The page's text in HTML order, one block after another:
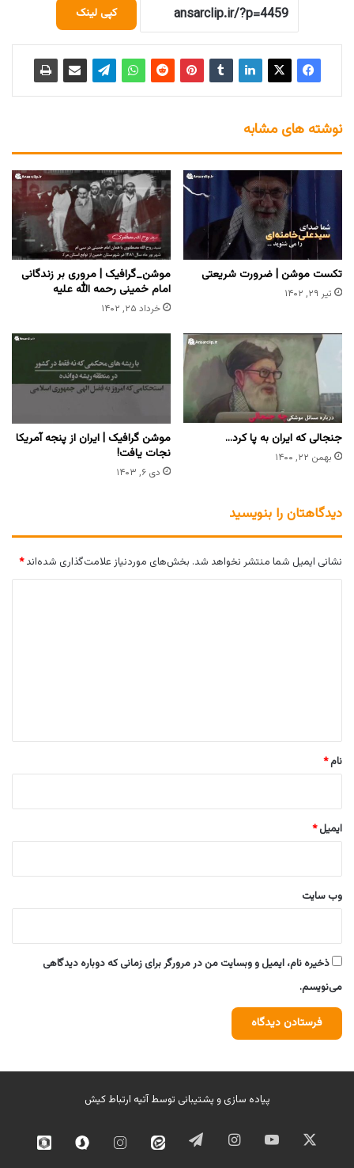
کپی لینک
نوشته های مشابه
تکست موشن | ضرورت شریعتی
تیر ۲۹, ۱۴۰۲
موشن_گرافیک | مروری بر زندگانی
امام خمینی رحمه الله علیه
خرداد ۲۵, ۱۴۰۲
جنجالی که ایران به پا کرد…
بهمن ۲۲, ۱۴۰۰
موشن گرافیک | ایران از پنجه آمریکا
نجات یافت!
دی ۶, ۱۴۰۳
دیدگاهتان را بنویسید
نشانی ایمیل شما منتشر نخواهد شد. بخش‌های موردنیاز علامت‌گذاری شده‌اند*
نام*
ایمیل*
وب‌ سایت
ذخیره نام، ایمیل و وبسایت من در مرورگر برای زمانی که دوباره دیدگاهی
می‌نویسم.
پیاده سازی و پشتیبانی توسطآتیه ارتباط کیش
ایکس یوتیوب اینستاگرامتلگرام ایتا اینستاگرامسروش